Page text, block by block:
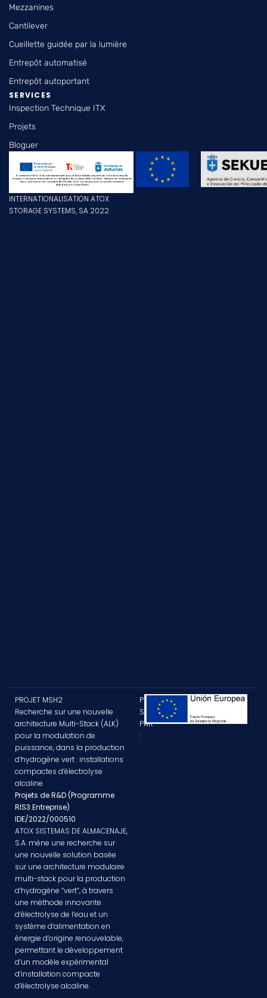
Mezzanines
Cantilever
Cueillette guidée par la lumière
Entrepôt automatisé
Entrepôt autoportant
SERVICES
Inspection Technique ITX
Projets
Bloguer
INTERNATIONALISATION ATOX
STORAGE SYSTEMS, SA 2022
PROJET MSH2
Recherche sur une nouvelle
architecture Multi-Stack (ALK)
pour la modulation de
puissance, dans la production
d’hydrogène vert : installations
compactes d’électrolyse
alcaline
Projets de R&D (Programme
RIS3 Entreprise)
IDE/2022/000510
ATOX SISTEMAS DE ALMACENAJE,
S.A. mène une recherche sur
une nouvelle solution basée
sur une architecture modulaire
multi-stack pour la production
d’hydrogène “vert”, à travers
une méthode innovante
d’électrolyse de l’eau et un
système d’alimentation en
énergie d’origine renouvelable,
permettant le développement
d’un modèle expérimental
d’installation compacte
d’électrolyse alcaline.
PROJET
SUBVENTIONNÉ
PAR
: